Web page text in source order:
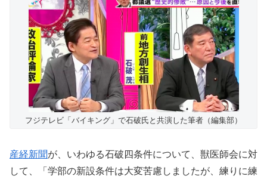
フジテレビ「バイキング」で石破氏と共演した筆者（編集部）
産経新聞が、いわゆる石破四条件について、獣医師会に対
して、「学部の新設条件は大変苦慮しましたが、練りに練